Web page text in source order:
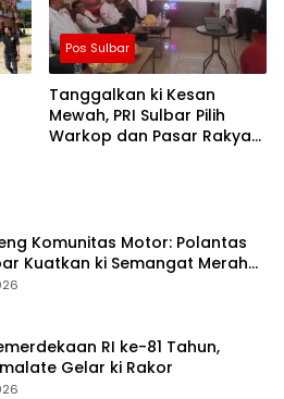
Pos Sulbar
Tanggalkan ki Kesan
Mewah, PRI Sulbar Pilih
Warkop dan Pasar Rakyat
Komunitas Motor: Polantas
Kuatkan ki Semangat Merah
RI ke-81 Tahun,
Gelar ki Rakor